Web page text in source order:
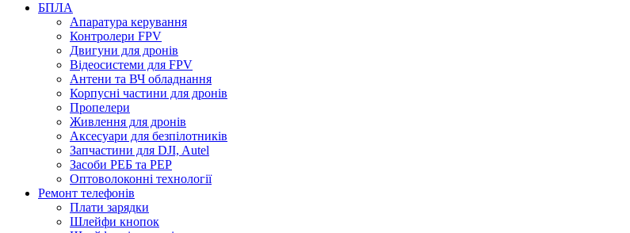
БПЛА
Апаратура керування
Контролери FPV
Двигуни для дронів
Відеосистеми для FPV
Антени та ВЧ обладнання
Корпусні частини для дронів
Пропелери
Живлення для дронів
Аксесуари для безпілотників
Запчастини для DJI, Autel
Засоби РЕБ та РЕР
Оптоволоконні технології
Ремонт телефонів
Плати зарядки
Шлейфи кнопок